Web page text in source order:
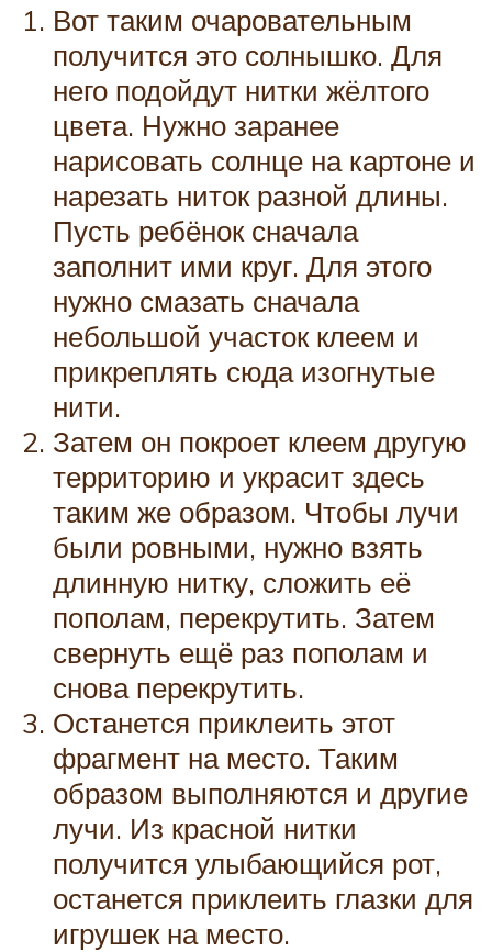
Вот таким очаровательным
получится это солнышко. Для
него подойдут нитки жёлтого
цвета. Нужно заранее
нарисовать солнце на картоне и
нарезать ниток разной длины.
Пусть ребёнок сначала
заполнит ими круг. Для этого
нужно смазать сначала
небольшой участок клеем и
прикреплять сюда изогнутые
нити.
Затем он покроет клеем другую
территорию и украсит здесь
таким же образом. Чтобы лучи
были ровными, нужно взять
длинную нитку, сложить её
пополам, перекрутить. Затем
свернуть ещё раз пополам и
снова перекрутить.
Останется приклеить этот
фрагмент на место. Таким
образом выполняются и другие
лучи. Из красной нитки
получится улыбающийся рот,
останется приклеить глазки для
игрушек на место.